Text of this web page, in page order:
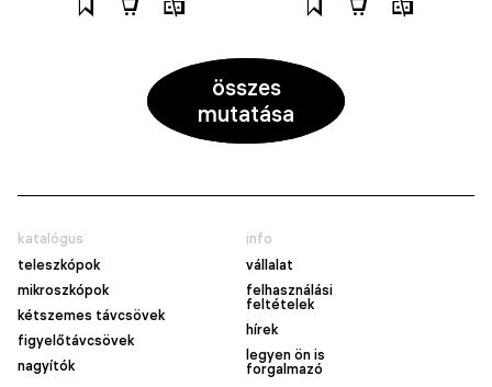
összes
mutatása
katalógus
teleszkópok
mikroszkópok
kétszemes távcsövek
figyelőtávcsövek
nagyítók
info
vállalat
felhasználási
feltételek
hírek
legyen ön is
forgalmazó